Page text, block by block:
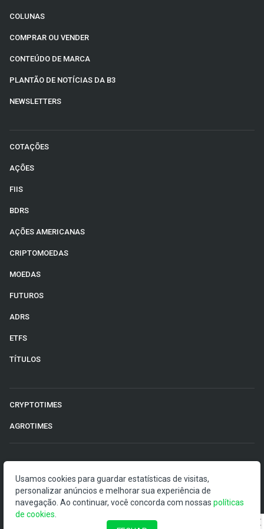
COLUNAS
COMPRAR OU VENDER
CONTEÚDO DE MARCA
PLANTÃO DE NOTÍCIAS DA B3
NEWSLETTERS
COTAÇÕES
AÇÕES
FIIS
BDRS
AÇÕES AMERICANAS
CRIPTOMOEDAS
MOEDAS
FUTUROS
ADRS
ETFS
TÍTULOS
CRYPTOTIMES
AGROTIMES
O Money Times publica matérias de cunho jornalístico, que
visam a democratização da informação. Nossas
publicações devem ser compreendidas como boletins
anunciadores e divulgadores, e não como uma
Usamos cookies para guardar estatísticas de visitas,
personalizar anúncios e melhorar sua experiência de
navegação. Ao continuar, você concorda com nossas políticas
de cookies